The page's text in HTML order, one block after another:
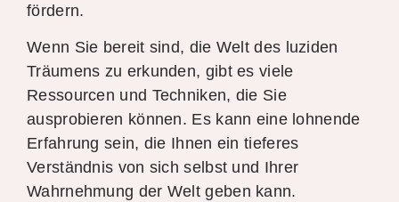
fördern.
Wenn Sie bereit sind, die Welt des luziden
Träumens zu erkunden, gibt es viele
Ressourcen und Techniken, die Sie
ausprobieren können. Es kann eine lohnende
Erfahrung sein, die Ihnen ein tieferes
Verständnis von sich selbst und Ihrer
Wahrnehmung der Welt geben kann.